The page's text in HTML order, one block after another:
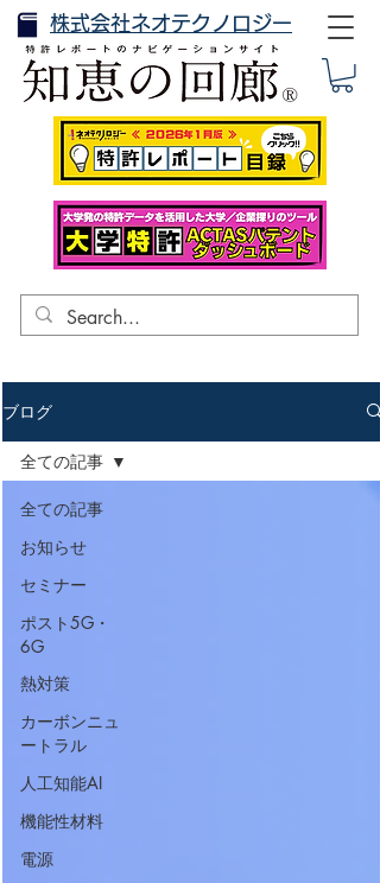
株式会社ネオテクノロジー
ブログ
全ての記事
お知らせ
セミナー
ポスト5G・
6G
熱対策
カーボンニュ
ートラル
人工知能AI
機能性材料
電源
全ての記事